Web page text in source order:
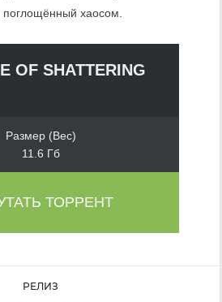
поглощённый хаосом.
OF SHATTERING
Размер (Вес)
11.6 Гб
ТОРРЕНТ
РЕЛИЗ